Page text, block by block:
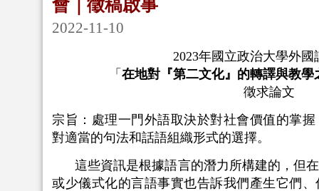
會｜徵稿啟事
2022-11-10
2023年國立政治大學外國
「 在地對『第二文化』的轉譯與教學
徵求論文
宗旨：處理一門外語取決於對社會價值的掌
對適當的句法和話語組織形式的選擇。
這些資訊是根據語言的潛力所構建的，但
或少儀式化的言語事實也告訴我們產生它們